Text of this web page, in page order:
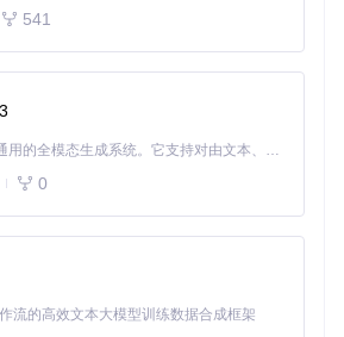
和跨平台技术栈，构建了一套稳定高效的
6作为主框架，实现跨Windows、macO
体验
541
MiniMax H3 是一个通用的全模态生成系统。它支持对由文本、图像、视频和音频组成的多模态上下文进行统一理解，并能生成分辨率高达 2K、时长可达 15 秒的带原生立体声音频的视频。得益于面向任务泛化的系统设计，H3 在预训练阶段就已具备广泛的多模态上下文理解与生成能力，能够出色地执行复杂的多模态指令。
0
流的高效文本大模型训练数据合成框架